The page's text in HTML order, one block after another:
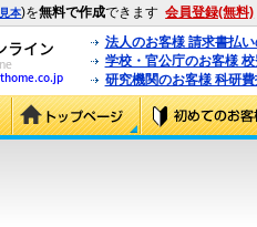
見本)を無料で作成できます 会員登録(無料)
法人のお客様 請求書払
学校・官公庁のお客様
研究機関のお客様 科研